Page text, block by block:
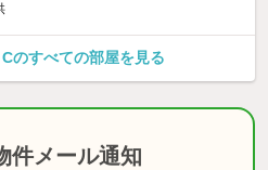
のすべての部屋を見る
件メール通知